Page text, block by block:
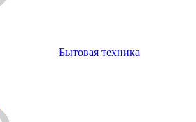
Бытовая техника